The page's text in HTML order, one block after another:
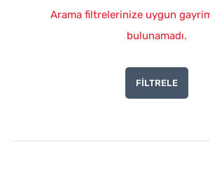
Arama filtrelerinize uygun
bulunamadı.
FILTRELE